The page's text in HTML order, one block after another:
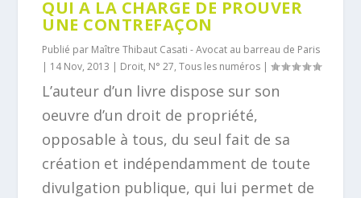
QUI A LA CHARGE DE PROUVER
UNE CONTREFAÇON
Publié par Maître Thibaut Casati - Avocat au barreau de Paris
| 14 Nov, 2013 | Droit, N° 27,Tous les numéros |
L’auteur d’un livre dispose sur son
oeuvre d’un droit de propriété,
opposable à tous, du seul fait de sa
création et indépendamment de toute
divulgation publique, qui lui permet de